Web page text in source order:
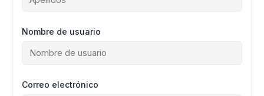
Nombre de usuario
Correo electrónico